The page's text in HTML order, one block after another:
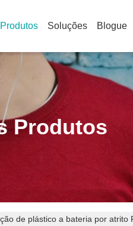
Produtos Soluções Blogue
Produtos
de plástico a bateria por